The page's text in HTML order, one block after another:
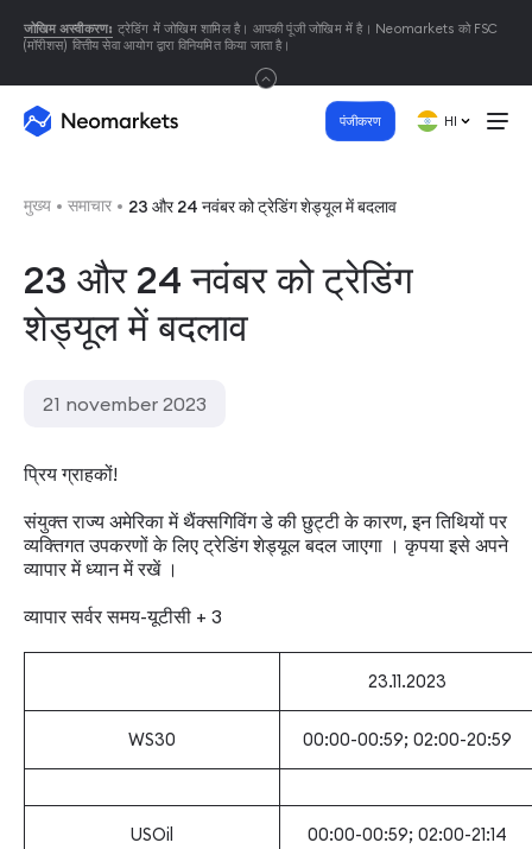
जोखिम अस्वीकरण: ट्रेडिंग में जोखिम शामिल है। आपकी पूंजी जोखिम में है। Neomarkets को FSC
(मॉरीशस) वित्तीय सेवा आयोग द्वारा विनियमित किया जाता है।
पंजीकरण HI
मुख्य समाचार 23 और 24 नवंबर को ट्रेडिंग शेड्यूल में बदलाव
23 और 24 नवंबर को ट्रेडिंग
शेड्यूल में बदलाव
21 november 2023
प्रिय ग्राहकों!
संयुक्त राज्य अमेरिका में थैंक्सगिविंग डे की छुट्टी के कारण, इन तिथियों पर
व्यक्तिगत उपकरणों के लिए ट्रेडिंग शेड्यूल बदल जाएगा । कृपया इसे अपने
व्यापार में ध्यान में रखें ।
व्यापार सर्वर समय-यूटीसी + 3
23.11.2023
WS30 00:00-00:59; 02:00-20:59
USOil 00:00-00:59; 02:00-21:14